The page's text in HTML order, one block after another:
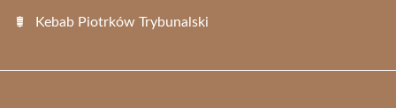
Kebab Piotrków Trybunalski